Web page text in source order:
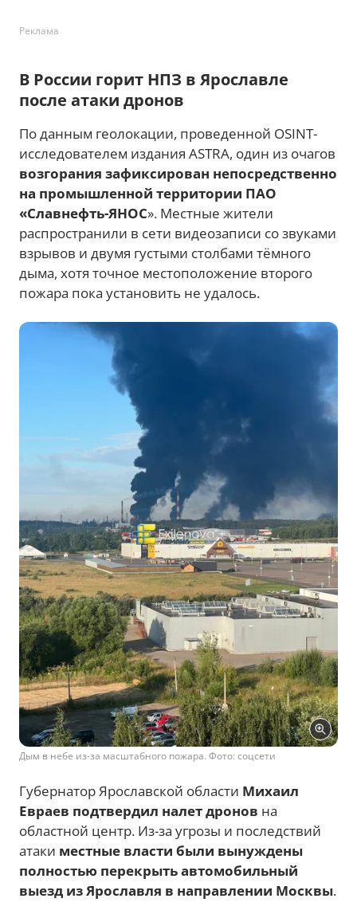
Реклама
В России горит НПЗ в Ярославле
после атаки дронов
По данным геолокации, проведенной OSINT-
исследователем издания ASTRA, один из очагов
возгорания зафиксирован непосредственно
на промышленной территории ПАО
«Славнефть-ЯНОС». Местные жители
распространили в сети видеозаписи со звуками
взрывов и двумя густыми столбами тёмного
дыма, хотя точное местоположение второго
пожара пока установить не удалось.
Дым в небе из-за масштабного пожара. Фото: соцсети
Губернатор Ярославской области Михаил
Евраев подтвердил налет дронов на
областной центр. Из-за угрозы и последствий
атаки местные власти были вынуждены
полностью перекрыть автомобильный
выезд из Ярославля в направлении Москвы.